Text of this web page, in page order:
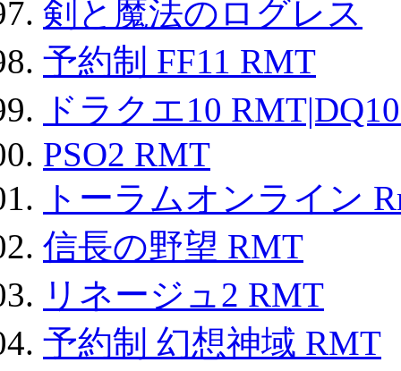
剣と魔法のログレス
予約制 FF11 RMT
ドラクエ10
PSO2 RMT
トーラムオンライン
信長の野望 RMT
リネージュ2 RMT
予約制 幻想神域 RMT